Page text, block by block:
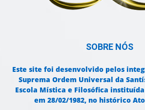
SOBRE NÓS
Este site foi desenvolvido pelos
Suprema Ordem Universal da
Escola Mística e Filosófica instituída
em 28/02/1982, no histórico